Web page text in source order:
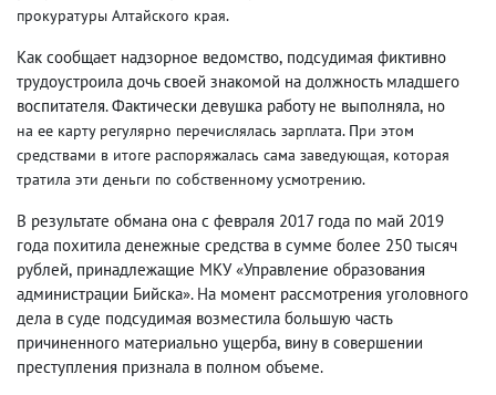
прокуратуры Алтайского края.
Как сообщает надзорное ведомство, подсудимая фиктивно
трудоустроила дочь своей знакомой на должность младшего
воспитателя. Фактически девушка работу не выполняла, но
на ее карту регулярно перечислялась зарплата. При этом
средствами в итоге распоряжалась сама заведующая, которая
тратила эти деньги по собственному усмотрению.
В результате обмана она с февраля 2017 года по май 2019
года похитила денежные средства в сумме более 250 тысяч
рублей, принадлежащие МКУ «Управление образования
администрации Бийска». На момент рассмотрения уголовного
дела в суде подсудимая возместила большую часть
причиненного материально ущерба, вину в совершении
преступления признала в полном объеме.